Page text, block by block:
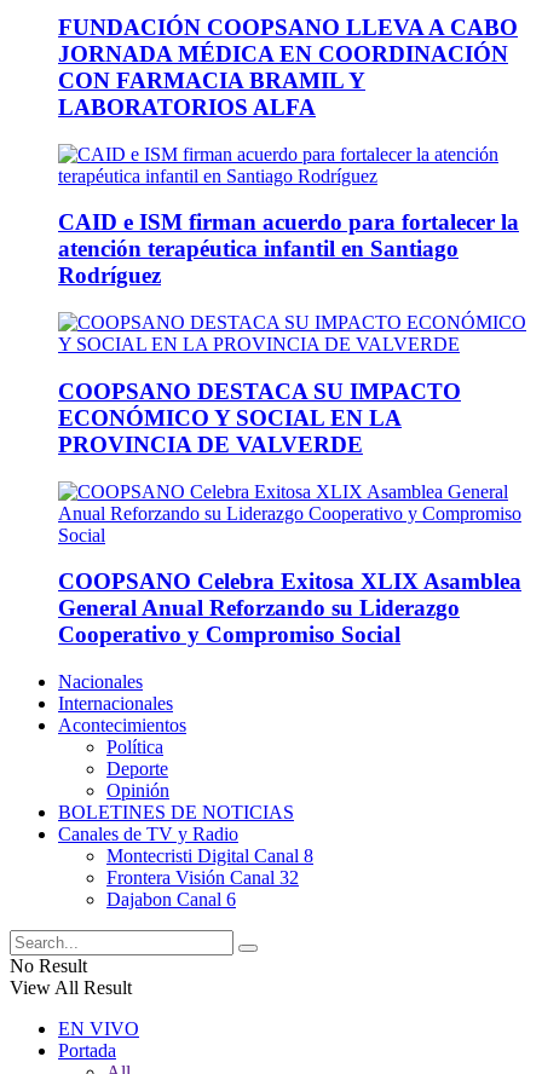
FUNDACIÓN COOPSANO LLEVA A CABO
JORNADA MÉDICA EN COORDINACIÓN
CON FARMACIA BRAMIL Y
LABORATORIOS ALFA
CAID e ISM firman acuerdo para fortalecer la
atención terapéutica infantil en Santiago
Rodríguez
COOPSANO DESTACA SU IMPACTO
ECONÓMICO Y SOCIAL EN LA
PROVINCIA DE VALVERDE
COOPSANO Celebra Exitosa XLIX Asamblea
General Anual Reforzando su Liderazgo
Cooperativo y Compromiso Social
Nacionales
Internacionales
Acontecimientos
Política
Deporte
Opinión
BOLETINES DE NOTICIAS
Canales de TV y Radio
Montecristi Digital Canal 8
Frontera Visión Canal 32
Dajabon Canal 6
No Result
View All Result
EN VIVO
Portada